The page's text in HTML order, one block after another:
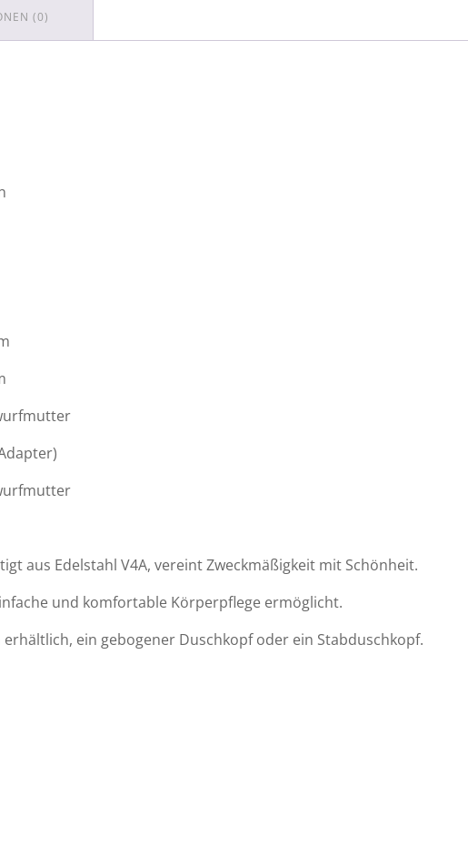
(0)
aus Edelstahl V4A, vereint Zweckmäßigkeit mit Schönheit.
und komfortable Körperpflege ermöglicht.
ein gebogener Duschkopf oder ein Stabduschkopf.